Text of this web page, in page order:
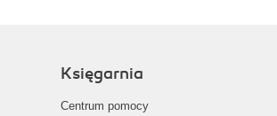
Księgarnia
Centrum pomocy